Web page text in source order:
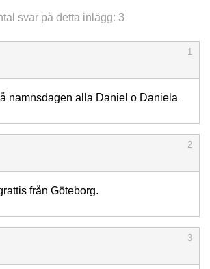
svar på detta inlägg: 3
1
namnsdagen alla Daniel o Daniela
2
från Göteborg.
3